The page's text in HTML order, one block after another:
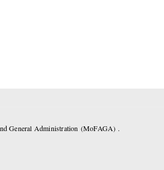
General Administration (MoFAGA) .